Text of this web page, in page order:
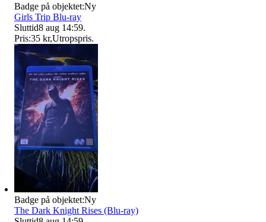
Badge på objektet:Ny
Girls Trip Blu-ray
Sluttid8 aug 14:59.
Pris:35 kr,Utropspris.
Badge på objektet:Ny
The Dark Knight Rises (Blu-ray)